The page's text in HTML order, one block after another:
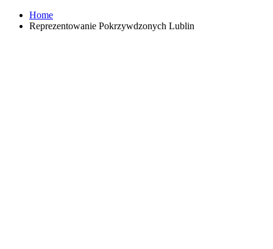
Home
Reprezentowanie Pokrzywdzonych Lublin